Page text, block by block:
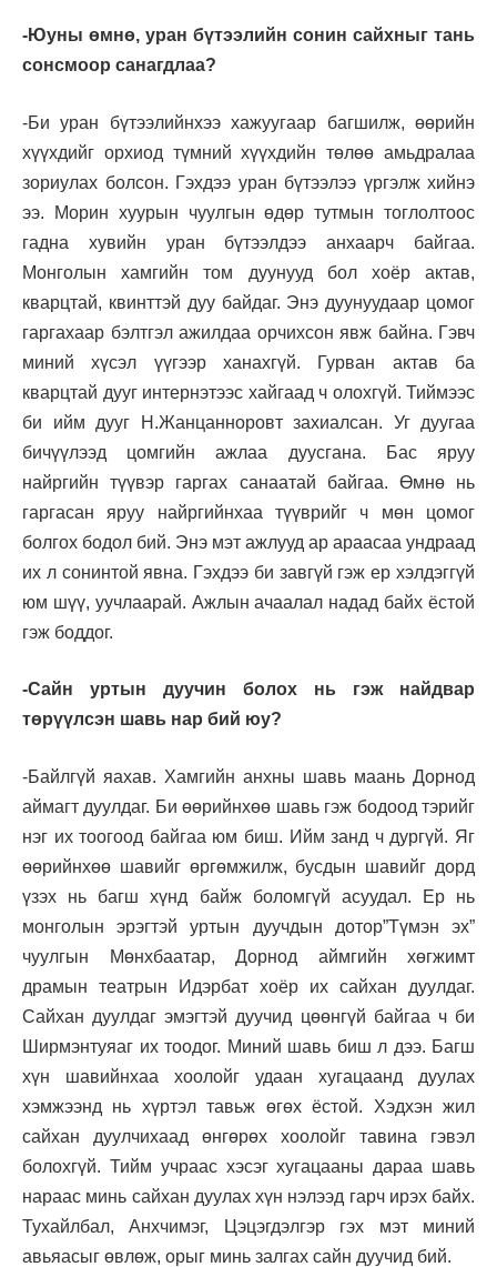
-Юуны өмнө, уран бүтээлийн сонин сайхныг тань
сонсмоор санагдлаa?
-Би уран бүтээлийнхээ хажуугаар багшилж, өөрийн
хүүхдийг орхиод түмний хүүхдийн төлөө амьдралаа
зориулах болсон. Гэхдээ уран бүтээлээ үргэлж хийнэ
ээ. Морин хуурын чуулгын өдөр тутмын тоглолтоос
гадна хувийн уран бүтээлдээ анхаарч байгаа.
Монголын хамгийн том дуунууд бол хоёр актав,
кварцтай, квинттэй дуу байдаг. Энэ дуунуудаар цомог
гаргахаар бэлтгэл ажилдаа орчихсон явж байна. Гэвч
миний хүсэл үүгээр ханахгүй. Гурван актав ба
кварцтай дууг интернэтээс хайгаад ч олохгүй. Тиймээс
би ийм дууг Н.Жанцанноровт захиалсан. Уг дуугаа
бичүүлээд цомгийн ажлаа дуусгана. Бас яруу
найргийн түүвэр гаргах санаатай байгаа. Өмнө нь
гаргасан яруу найргийнхаа түүврийг ч мөн цомог
болгох бодол бий. Энэ мэт ажлууд ар араасаа ундраад
их л сонинтой явна. Гэхдээ би завгүй гэж ер хэлдэггүй
юм шүү, уучлаарай. Ажлын ачаалал надад байх ёстой
гэж боддог.
-Сайн уртын дуучин болох нь гэж найдвар
төрүүлсэн шавь нар бий юу?
-Байлгүй яахав. Хамгийн анхны шавь маань Дорнод
аймагт дуулдаг. Би өөрийнхөө шавь гэж бодоод тэрийг
нэг их тоогоод байгаа юм биш. Ийм занд ч дургүй. Яг
өөрийнхөө шавийг өргөмжилж, бусдын шавийг дорд
үзэх нь багш хүнд байж боломгүй асуудал. Ер нь
монголын эрэгтэй уртын дуучдын дотор”Түмэн эх”
чуулгын Мөнхбаатар, Дорнод аймгийн хөгжимт
драмын театрын Идэрбат хоёр их сайхан дуулдаг.
Сайхан дуулдаг эмэгтэй дуучид цөөнгүй байгаа ч би
Ширмэнтуяаг их тоодог. Миний шавь биш л дээ. Багш
хүн шавийнхаа хоолойг удаан хугацаанд дуулах
хэмжээнд нь хүртэл тавьж өгөх ёстой. Хэдхэн жил
сайхан дуулчихаад өнгөрөх хоолойг тавина гэвэл
болохгүй. Тийм учраас хэсэг хугацааны дараа шавь
нараас минь сайхан дуулах хүн нэлээд гарч ирэх байх.
Тухайлбал, Анхчимэг, Цэцэгдэлгэр гэх мэт миний
авьяасыг өвлөж, орыг минь залгах сайн дуучид бий.